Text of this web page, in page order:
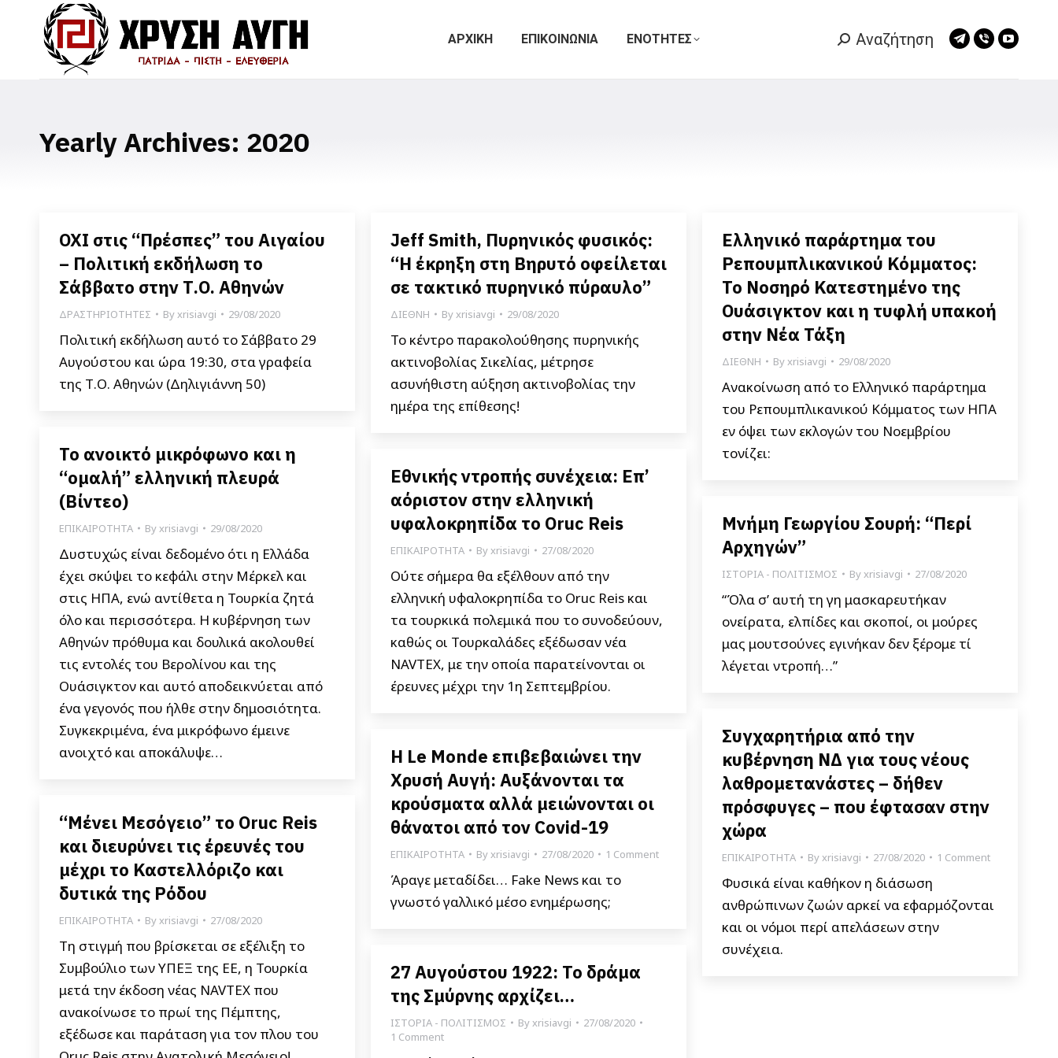
ΑΡΧΙΚΗ ΕΠΙΚΟΙΝΩΝΙΑ ΕΝΟΤΗΤΕΣ Search:
Αναζήτηση
Telegram
Viber
Yearly Archives: 2020
ΟΧΙ στις “Πρέσπες” του Αιγαίου
– Πολιτική εκδήλωση το
Σάββατο στην Τ.Ο. Αθηνών
ΔΡΑΣΤΗΡΙΟΤΗΤΕΣ Byxrisiavgi 29/08/2020
Πολιτική εκδήλωση αυτό το Σάββατο 29
Αυγούστου και ώρα 19:30, στα γραφεία
της Τ.Ο. Αθηνών (Δηλιγιάννη 50)
Jeff Smith, Πυρηνικός φυσικός:
“Η έκρηξη στη Βηρυτό οφείλεται
σε τακτικό πυρηνικό πύραυλο”
ΔΙΕΘΝΗ Byxrisiavgi 29/08/2020
Το κέντρο παρακολούθησης πυρηνικής
ακτινοβολίας Σικελίας, μέτρησε
ασυνήθιστη αύξηση ακτινοβολίας την
ημέρα της επίθεσης!
Ελληνικό παράρτημα του
Ρεπουμπλικανικού Κόμματος:
Το Νοσηρό Κατεστημένο της
Ουάσιγκτον και η τυφλή υπακοή
στην Νέα Τάξη
ΔΙΕΘΝΗ Byxrisiavgi 29/08/2020
Ανακοίνωση από το Ελληνικό παράρτημα
του Ρεπουμπλικανικού Κόμματος των ΗΠΑ
εν όψει των εκλογών του Νοεμβρίου
τονίζει:
Το ανοικτό μικρόφωνο και η
“ομαλή” ελληνική πλευρά
(Βίντεο)
ΕΠΙΚΑΙΡΟΤΗΤΑ Byxrisiavgi 29/08/2020
Δυστυχώς είναι δεδομένο ότι η Ελλάδα
έχει σκύψει το κεφάλι στην Μέρκελ και
στις ΗΠΑ, ενώ αντίθετα η Τουρκία ζητά
όλο και περισσότερα. Η κυβέρνηση των
Αθηνών πρόθυμα και δουλικά ακολουθεί
τις εντολές του Βερολίνου και της
Ουάσιγκτον και αυτό αποδεικνύεται από
ένα γεγονός που ήλθε στην δημοσιότητα.
Συγκεκριμένα, ένα μικρόφωνο έμεινε
ανοιχτό και αποκάλυψε…
Εθνικής ντροπής συνέχεια: Επ’
αόριστον στην ελληνική
υφαλοκρηπίδα το Oruc Reis
ΕΠΙΚΑΙΡΟΤΗΤΑ Byxrisiavgi 27/08/2020
Ούτε σήμερα θα εξέλθουν από την
ελληνική υφαλοκρηπίδα το Oruc Reis και
τα τουρκικά πολεμικά που το συνοδεύουν,
καθώς οι Τουρκαλάδες εξέδωσαν νέα
NAVTEX, με την οποία παρατείνονται οι
έρευνες μέχρι την 1η Σεπτεμβρίου.
Μνήμη Γεωργίου Σουρή: “Περί
Αρχηγών”
ΙΣΤΟΡΙΑ - ΠΟΛΙΤΙΣΜΟΣ Byxrisiavgi 27/08/2020
“Όλα σ’ αυτή τη γη μασκαρευτήκαν
ονείρατα, ελπίδες και σκοποί, οι μούρες
μας μουτσούνες εγινήκαν δεν ξέρομε τί
λέγεται ντροπή…”
Συγχαρητήρια από την
κυβέρνηση ΝΔ για τους νέους
λαθρομετανάστες – δήθεν
πρόσφυγες – που έφτασαν στην
χώρα
ΕΠΙΚΑΙΡΟΤΗΤΑ Byxrisiavgi 27/08/2020 1 Comment
Φυσικά είναι καθήκον η διάσωση
ανθρώπινων ζωών αρκεί να εφαρμόζονται
και οι νόμοι περί απελάσεων στην
συνέχεια.
Η Le Monde επιβεβαιώνει την
Χρυσή Αυγή: Αυξάνονται τα
κρούσματα αλλά μειώνονται οι
θάνατοι από τον Covid-19
ΕΠΙΚΑΙΡΟΤΗΤΑ Byxrisiavgi 27/08/2020 1 Comment
Άραγε μεταδίδει… Fake News και το
γνωστό γαλλικό μέσο ενημέρωσης;
“Μένει Μεσόγειο” το Oruc Reis
και διευρύνει τις έρευνές του
μέχρι το Καστελλόριζο και
δυτικά της Ρόδου
ΕΠΙΚΑΙΡΟΤΗΤΑ Byxrisiavgi 27/08/2020
Τη στιγμή που βρίσκεται σε εξέλιξη το
Συμβούλιο των ΥΠΕΞ της ΕΕ, η Τουρκία
μετά την έκδοση νέας NAVTEX που
ανακοίνωσε το πρωί της Πέμπτης,
εξέδωσε και παράταση για τον πλου του
27 Αυγούστου 1922: Το δράμα
της Σμύρνης αρχίζει…
ΙΣΤΟΡΙΑ - ΠΟΛΙΤΙΣΜΟΣ Byxrisiavgi
27/08/2020
1 Comment